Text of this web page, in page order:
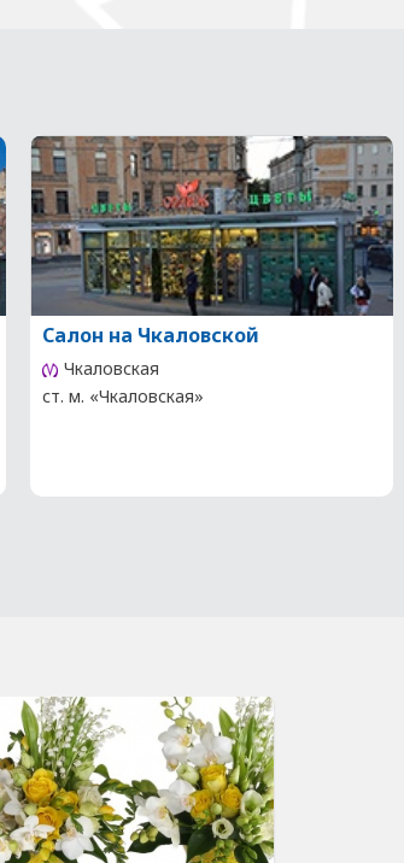
Салон на Чкаловской
Чкаловская
ст. м. «Чкаловская»